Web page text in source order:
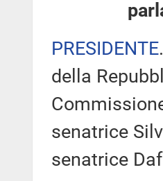
PRESIDENTE
della
senatrice
senatrice